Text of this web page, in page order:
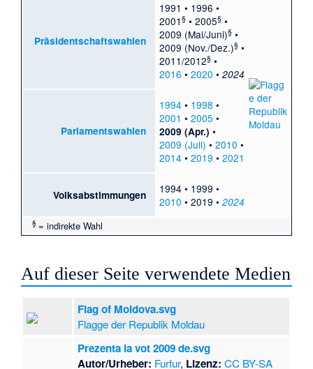
Präsidentschaftswahlen
1991 • 1996 •
2001 §• 2005§•
2009 (Mai/Juni)§•
2009 (Nov./Dez.)§•
2011/2012§•
2016 • 2020 • 2024
Parlamentswahlen
1994• 1998 •
2001 • 2005 •
2009 (Apr.) •
2009 (Juli) • 2010 •
2014• 2019 • 2021
Volksabstimmungen 1994• 1999 •
2010 • 2019 • 2024
§ = indirekte Wahl
Auf dieser Seite verwendete Medien
Flag of Moldova.svg
Flagge der Republik Moldau
Prezenta la vot 2009 de.svg
Autor/Urheber: Furfur, Lizenz: CC BY-SA